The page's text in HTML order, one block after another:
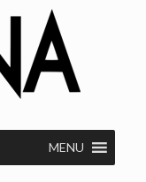
MENU